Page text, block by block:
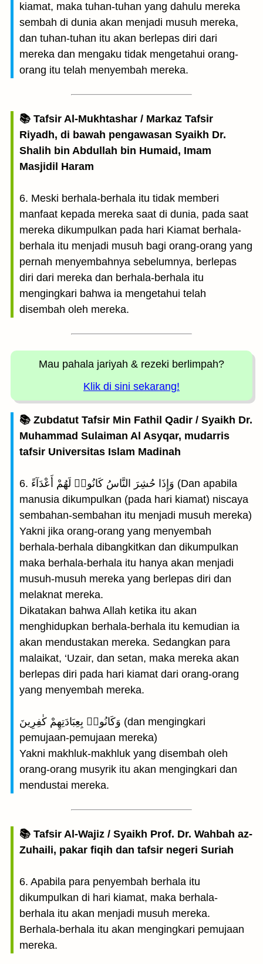
kiamat, maka tuhan-tuhan yang dahulu mereka
sembah di dunia akan menjadi musuh mereka,
dan tuhan-tuhan itu akan berlepas diri dari
mereka dan mengaku tidak mengetahui orang-
orang itu telah menyembah mereka.
📚 Tafsir Al-Mukhtashar / Markaz Tafsir
Riyadh, di bawah pengawasan Syaikh Dr.
Shalih bin Abdullah bin Humaid, Imam
Masjidil Haram
6. Meski berhala-berhala itu tidak memberi
manfaat kepada mereka saat di dunia, pada saat
mereka dikumpulkan pada hari Kiamat berhala-
berhala itu menjadi musuh bagi orang-orang yang
pernah menyembahnya sebelumnya, berlepas
diri dari mereka dan berhala-berhala itu
mengingkari bahwa ia mengetahui telah
disembah oleh mereka.
Mau pahala jariyah & rezeki berlimpah?
Klik di sini sekarang!
📚 Zubdatut Tafsir Min Fathil Qadir / Syaikh Dr.
Muhammad Sulaiman Al Asyqar, mudarris
tafsir Universitas Islam Madinah
6. وَإِذَا حُشِرَ النَّاسُ كَانُوا۟ لَهُمْ أَعْدَآءً (Dan apabila
manusia dikumpulkan (pada hari kiamat) niscaya
sembahan-sembahan itu menjadi musuh mereka)
Yakni jika orang-orang yang menyembah
berhala-berhala dibangkitkan dan dikumpulkan
maka berhala-berhala itu hanya akan menjadi
musuh-musuh mereka yang berlepas diri dan
melaknat mereka.
Dikatakan bahwa Allah ketika itu akan
menghidupkan berhala-berhala itu kemudian ia
akan mendustakan mereka. Sedangkan para
malaikat, ‘Uzair, dan setan, maka mereka akan
berlepas diri pada hari kiamat dari orang-orang
yang menyembah mereka.
وَكَانُوا۟ بِعِبَادَتِهِمْ كٰفِرِينَ (dan mengingkari
pemujaan-pemujaan mereka)
Yakni makhluk-makhluk yang disembah oleh
orang-orang musyrik itu akan mengingkari dan
mendustai mereka.
📚 Tafsir Al-Wajiz / Syaikh Prof. Dr. Wahbah az-
Zuhaili, pakar fiqih dan tafsir negeri Suriah
6. Apabila para penyembah berhala itu
dikumpulkan di hari kiamat, maka berhala-
berhala itu akan menjadi musuh mereka.
Berhala-berhala itu akan mengingkari pemujaan
mereka.